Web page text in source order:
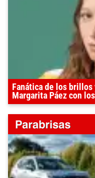
Fanática de los
Margarita Páez con